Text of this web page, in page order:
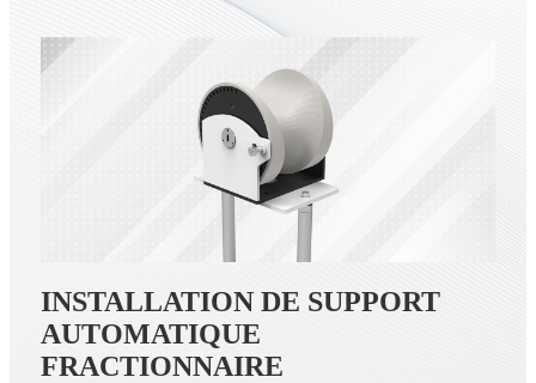
INSTALLATION DE SUPPORT
AUTOMATIQUE
FRACTIONNAIRE